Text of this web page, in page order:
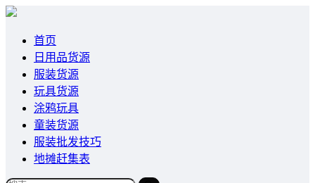
首页
日用品货源
服装货源
玩具货源
涂鸦玩具
童装货源
服装批发技巧
地摊赶集表